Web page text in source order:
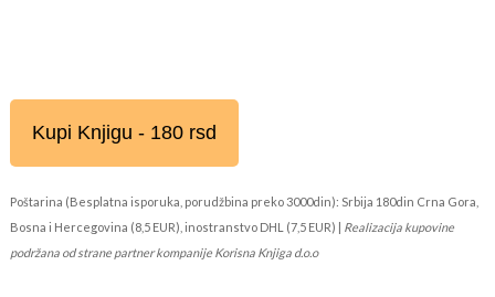
Kupi Knjigu - 180 rsd
Poštarina (Besplatna isporuka, porudžbina preko 3000din): Srbija 180din Crna Gora,
Bosna i Hercegovina (8,5 EUR), inostranstvo DHL (7,5 EUR) | Realizacija kupovine
podržana od strane partner kompanije Korisna Knjiga d.o.o